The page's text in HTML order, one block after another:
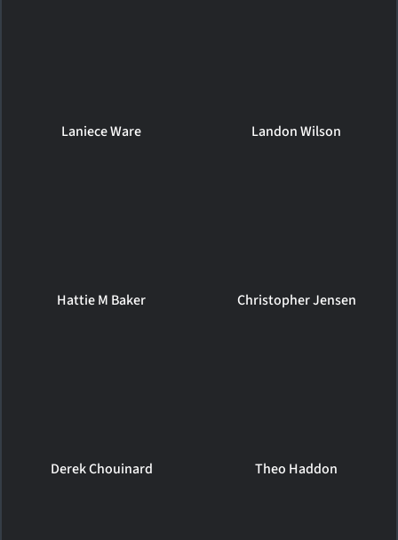
Laniece Ware Landon Wilson
Hattie M Baker Christopher Jensen
Derek Chouinard Theo Haddon